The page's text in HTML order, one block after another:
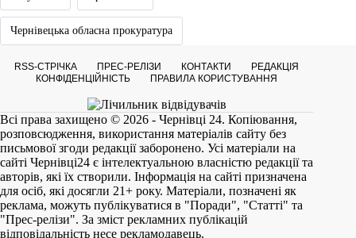
Чернівецька обласна прокуратура
RSS-СТРІЧКА ПРЕС-РЕЛІЗИ КОНТАКТИ
РЕДАКЦІЯ
КОНФІДЕНЦІЙНІСТЬ
ПРАВИЛА КОРИСТУВАННЯ
Всі права захищено © 2026 - Чернівці 24. Копіювання,
розповсюдження, використання матеріалів сайту без
письмової згоди редакції заборонено. Усі матеріали на
сайті Чернівці24 є інтелектуальною власністю редакції та
авторів, які їх створили. Інформація на сайті призначена
для осіб, які досягли 21+ року. Матеріали, позначені як
реклама, можуть публікуватися в "Поради", "Статті" та
"Прес-релізи". За зміст рекламних публікацій
відповідальність несе рекламодавець.